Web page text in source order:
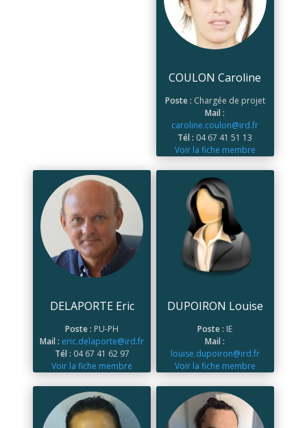
COULON Caroline
Poste : Chargée de projet
Mail :
caroline.coulon@ird.fr
Tél : 04 67 41 51 13
Voir la fiche membre
DELAPORTE Eric
Poste : PU-PH
Mail : eric.delaporte@ird.fr
Tél : 04 67 41 62 97
Voir la fiche membre
DUPOIRON Louise
Poste : IE
Mail :
louise.dupoiron@ird.fr
Voir la fiche membre